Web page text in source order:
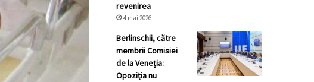
revenirea
4 mai 2026
Berlinschii, către
membrii Comisiei
de la Veneția:
Opoziția nu